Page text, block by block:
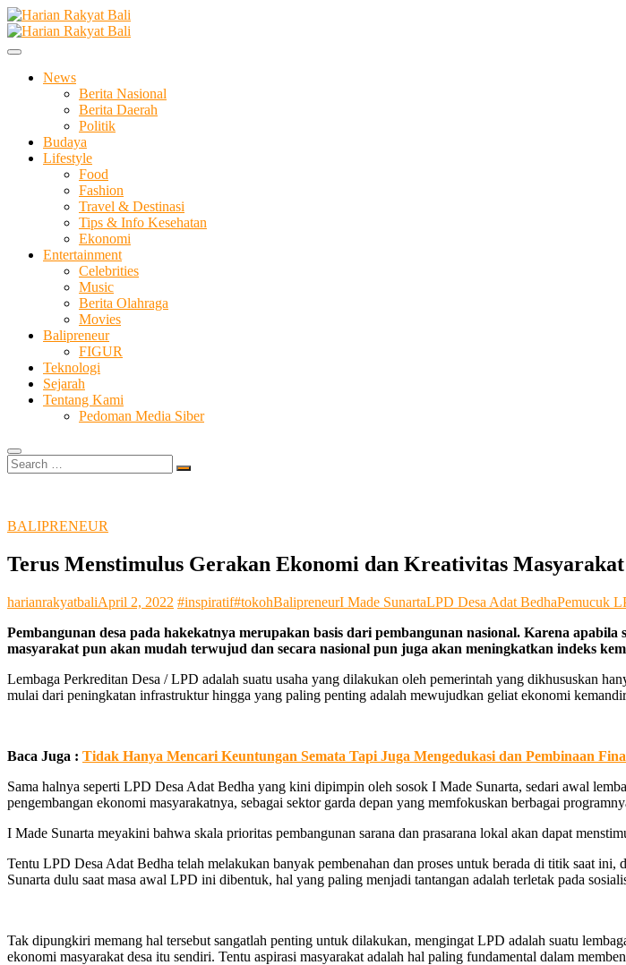
Skip
to
content
Harian Rakyat Bali
Membangun Semangat Kehidupan dan Berbangsa
News
Berita Nasional
Berita Daerah
Politik
Budaya
Lifestyle
Food
Fashion
Travel & Destinasi
Tips & Info Kesehatan
Ekonomi
Entertainment
Celebrities
Music
Berita Olahraga
Movies
Balipreneur
FIGUR
Teknologi
Sejarah
Tentang Kami
Pedoman Media Siber
Search
…
BALIPRENEUR
Terus Menstimulus Gerakan Ekonomi dan Kreativitas Masyarakat
harianrakyatbaliApril 2, 2022 #inspiratif#tokohBalipreneurI Made SunartaLPD Desa Adat BedhaPemucuk
Pembangunan desa pada hakekatnya merupakan basis dari pembangunan nasional. Karena
masyarakat pun akan mudah terwujud dan secara nasional pun juga akan meningkatkan indeks
Lembaga Perkreditan Desa / LPD adalah suatu usaha yang dilakukan oleh pemerintah yang dikhususkan
mulai dari peningkatan infrastruktur hingga yang paling penting adalah mewujudkan geliat ekonomi
Baca Juga : Tidak Hanya Mencari Keuntungan Semata Tapi Juga Mengedukasi dan Pembinaan
Sama halnya seperti LPD Desa Adat Bedha yang kini dipimpin oleh sosok I Made Sunarta, sedari awal
pengembangan ekonomi masyarakatnya, sebagai sektor garda depan yang memfokuskan berbagai
I Made Sunarta meyakini bahwa skala prioritas pembangunan sarana dan prasarana lokal akan dapat
Tentu LPD Desa Adat Bedha telah melakukan banyak pembenahan dan proses untuk berada di titik saat
Sunarta dulu saat masa awal LPD ini dibentuk, hal yang paling menjadi tantangan adalah terletak pada
Tak dipungkiri memang hal tersebut sangatlah penting untuk dilakukan, mengingat LPD adalah suatu
ekonomi masyarakat desa itu sendiri. Tentu aspirasi masyarakat adalah hal paling fundamental dalam